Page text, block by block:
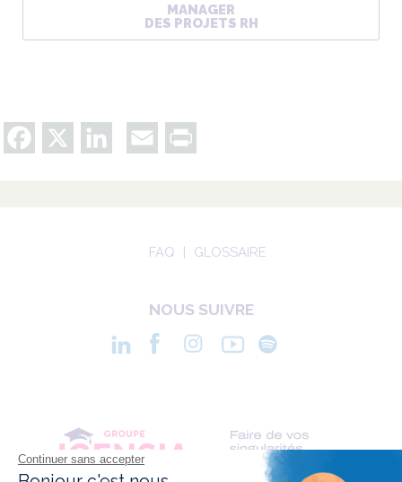
MANAGER
​​​​​​​DES PROJETS RH
Facebook LinkedIn Email
FAQ GLOSSAIRE
NOUS SUIVRE